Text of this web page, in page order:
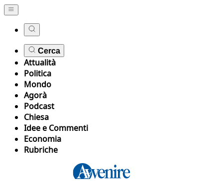
Cerca
Attualità
Politica
Mondo
Agorà
Podcast
Chiesa
Idee e Commenti
Economia
Rubriche